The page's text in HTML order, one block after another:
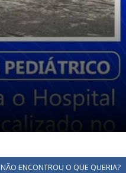
NÃO ENCONTROU O QUE QUERIA?